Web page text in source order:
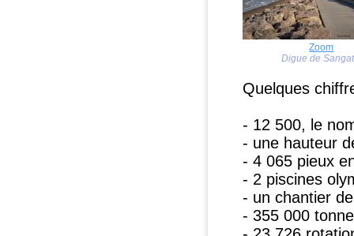
Zoom
Digue de
Quelques
- 12 500, le
- une hauteur
- 4 065 pieux
- 2 piscines
- un chantier
- 355 000